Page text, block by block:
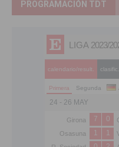
PROGRAMACIÓN TDT